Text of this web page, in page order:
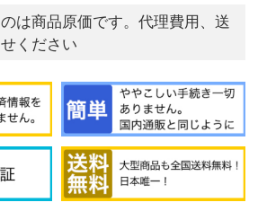
は商品原価です。代理費用、送
ください